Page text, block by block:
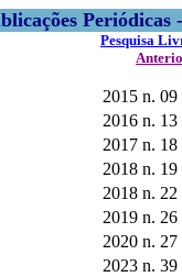
Pesquisa
2015 n. 09
2016 n. 13
2017 n. 18
2018 n. 19
2018 n. 22
2019 n. 26
2020 n. 27
2023 n. 39